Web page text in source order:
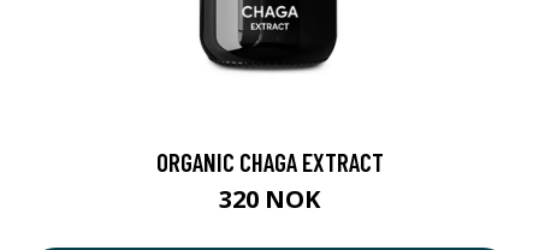
ORGANIC CHAGA EXTRACT
320 NOK